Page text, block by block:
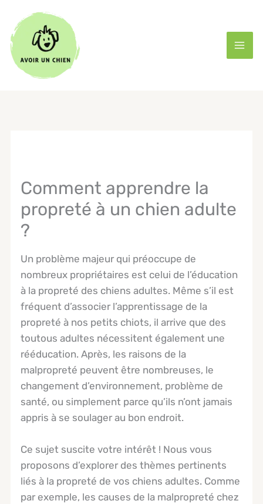
contenu
Comment apprendre la
propreté à un chien adulte
?
Un problème majeur qui préoccupe de
nombreux propriétaires est celui de l’éducation
à la propreté des chiens adultes. Même s’il est
fréquent d’associer l’apprentissage de la
propreté à nos petits chiots, il arrive que des
toutous adultes nécessitent également une
rééducation. Après, les raisons de la
malpropreté peuvent être nombreuses, le
changement d’environnement, problème de
santé, ou simplement parce qu’ils n’ont jamais
appris à se soulager au bon endroit.
Ce sujet suscite votre intérêt ! Nous vous
proposons d’explorer des thèmes pertinents
liés à la propreté de vos chiens adultes. Comme
par exemple, les causes de la malpropreté chez